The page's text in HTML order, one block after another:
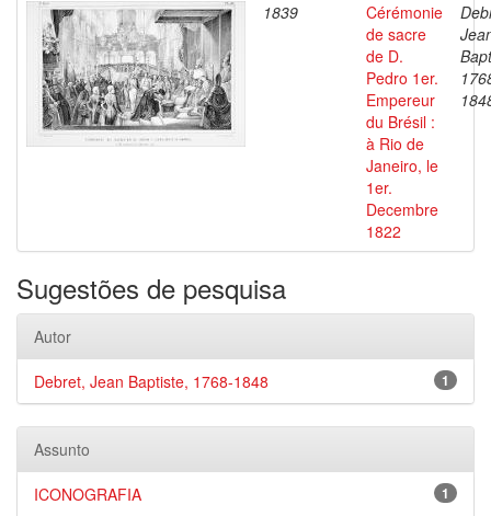
1839
Cérémonie
de sacre
de D.
Pedro 1er.
Empereur
du Brésil :
à Rio de
Janeiro, le
1er.
Decembre
1822
Sugestões de pesquisa
Autor
1
Debret, Jean Baptiste, 1768-1848
Assunto
1
ICONOGRAFIA